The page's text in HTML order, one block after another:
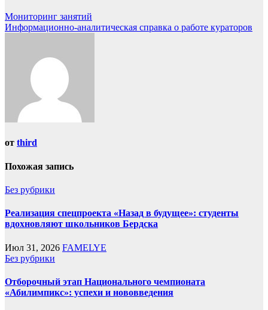
Мониторинг занятий
Информационно-аналитическая справка о работе кураторов
от third
Похожая запись
Без рубрики
Реализация спецпроекта «Назад в будущее»: студенты
вдохновляют школьников Бердска
Июл 31, 2026 FAMELYE
Без рубрики
Отборочный этап Национального чемпионата
«Абилимпикс»: успехи и нововведения